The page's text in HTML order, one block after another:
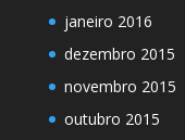
janeiro 2016
dezembro 2015
novembro 2015
outubro 2015